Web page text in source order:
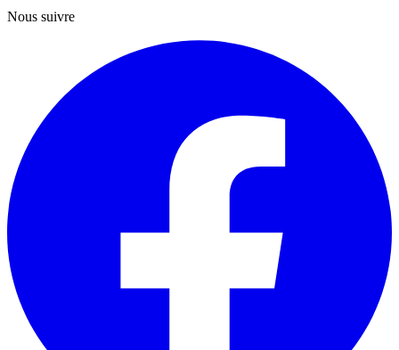
Nous suivre